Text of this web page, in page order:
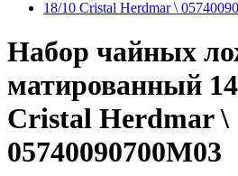
Набор чайных
матированный
Cristal Herdmar \
05740090700M03